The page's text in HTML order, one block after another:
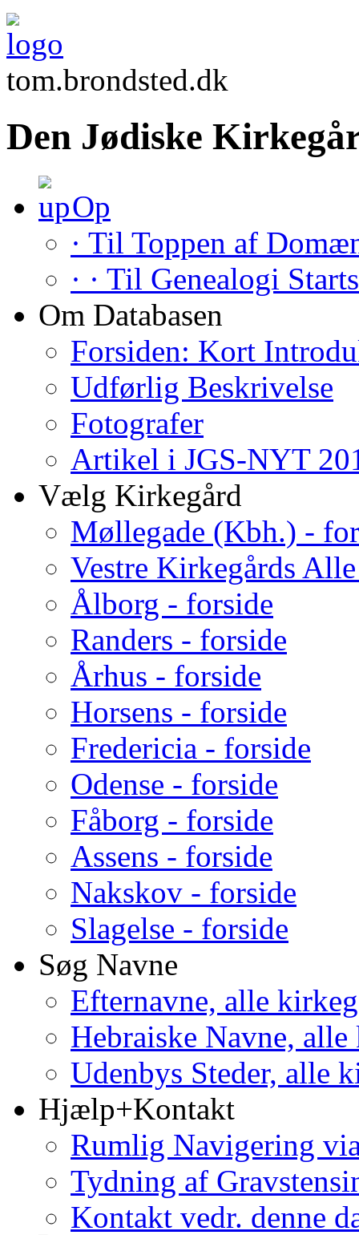
tom.brondsted.dk
Den Jødiske
Op
· Til Toppen af
· · Til Genealogi
Om Databasen
Forsiden: Kort
Udførlig Beskrivelse
Fotografer
Artikel i JGS-NYT
Vælg Kirkegård
Møllegade (Kbh.) -
Vestre Kirkegårds
Ålborg - forside
Randers - forside
Århus - forside
Horsens - forside
Fredericia - forside
Odense - forside
Fåborg - forside
Assens - forside
Nakskov - forside
Slagelse - forside
Søg Navne
Efternavne, alle
Hebraiske Navne,
Udenbys Steder, alle
Hjælp+Kontakt
Rumlig Navigering
Tydning af
Kontakt vedr. denne